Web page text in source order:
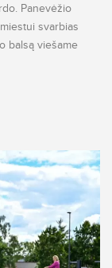
Panevėžio
svarbias
balsą viešame